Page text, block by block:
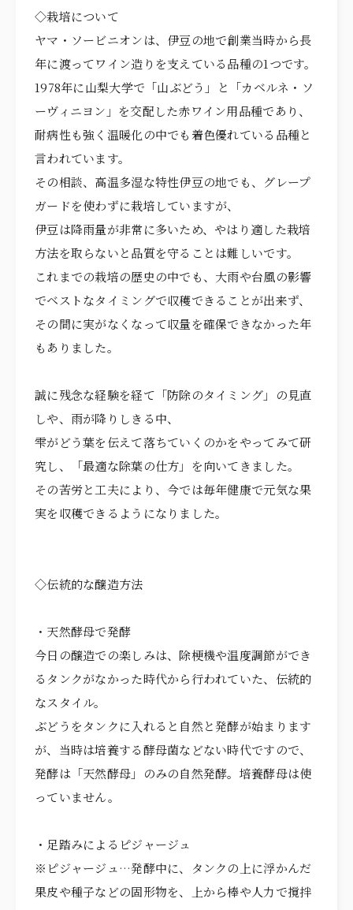
◇栽培について
ヤマ・ソービニオンは、伊豆の地で創業当時から長
年に渡ってワイン造りを支えている品種の1つです。
1978年に山梨大学で「山ぶどう」と「カベルネ・ソ
ーヴィニヨン」を交配した赤ワイン用品種であり、
耐病性も強く温暖化の中でも着色優れている品種と
言われています。
その相談、高温多湿な特性伊豆の地でも、グレープ
ガードを使わずに栽培していますが、
伊豆は降雨量が非常に多いため、やはり適した栽培
方法を取らないと品質を守ることは難しいです。
これまでの栽培の歴史の中でも、大雨や台風の影響
でベストなタイミングで収穫できることが出来ず、
その間に実がなくなって収量を確保できなかった年
もありました。
誠に残念な経験を経て「防除のタイミング」の見直
しや、雨が降りしきる中、
雫がどう葉を伝えて落ちていくのかをやってみて研
究し、「最適な除葉の仕方」を向いてきました。
その苦労と工夫により、今では毎年健康で元気な果
実を収穫できるようになりました。
◇伝統的な醸造方法
・天然酵母で発酵
今日の醸造での楽しみは、除梗機や温度調節ができ
るタンクがなかった時代から行われていた、伝統的
なスタイル。
ぶどうをタンクに入れると自然と発酵が始まります
が、当時は培養する酵母菌などない時代ですので、
発酵は「天然酵母」のみの自然発酵。培養酵母は使
っていません。
・足踏みによるピジャージュ
※ピジャージュ…発酵中に、タンクの上に浮かんだ
果皮や種子などの固形物を、上から棒や人力で撹拌